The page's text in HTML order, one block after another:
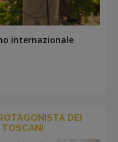
internazionale
DEI
TOSCANI